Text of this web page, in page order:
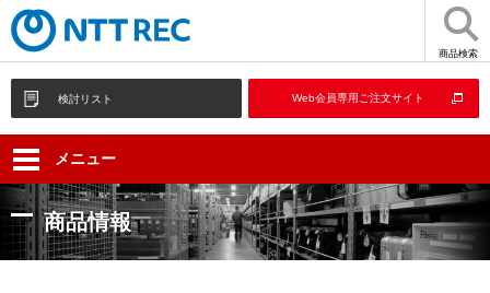
商品検索
検討リスト Web会員専用ご注文サイト
メニュー
商品情報